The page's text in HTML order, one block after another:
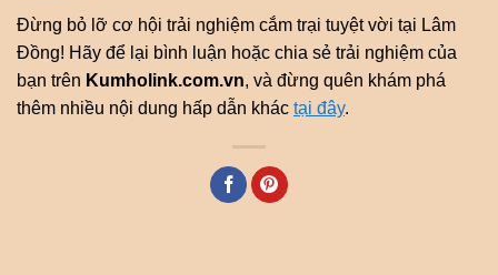
Đừng bỏ lỡ cơ hội trải nghiệm cắm trại tuyệt vời tại Lâm
Đồng! Hãy để lại bình luận hoặc chia sẻ trải nghiệm của
bạn trên Kumholink.com.vn, và đừng quên khám phá
thêm nhiều nội dung hấp dẫn khác tại đây.